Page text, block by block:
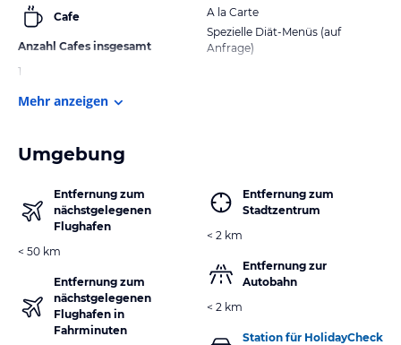
Cafe
Anzahl Cafes insgesamt
1
A la Carte
Spezielle Diät-Menüs (auf
Anfrage)
Mehr anzeigen
Umgebung
Entfernung zum
nächstgelegenen
Flughafen
< 50 km
Entfernung zum
nächstgelegenen
Flughafen in
Fahrminuten
Entfernung zum
Stadtzentrum
< 2 km
Entfernung zur
Autobahn
< 2 km
Station für HolidayCheck